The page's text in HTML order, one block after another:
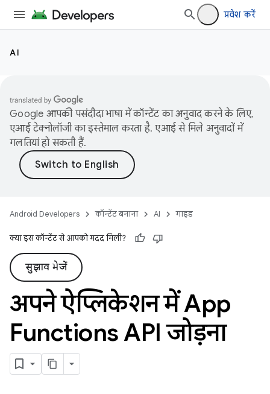
प्रवेश करें
AI
Google आपकी पसंदीदा भाषा में कॉन्टेंट का अनुवाद करने के लिए,
एआई टेक्नोलॉजी का इस्तेमाल करता है. एआई से मिले अनुवादों में
गलतियां हो सकती हैं.
Android Developers कॉन्टेंट बनाना AI गाइड
क्या इस कॉन्टेंट से आपको मदद मिली?
सुझाव भेजें
अपने ऐप्लिकेशन में App
Functions API जोड़ना